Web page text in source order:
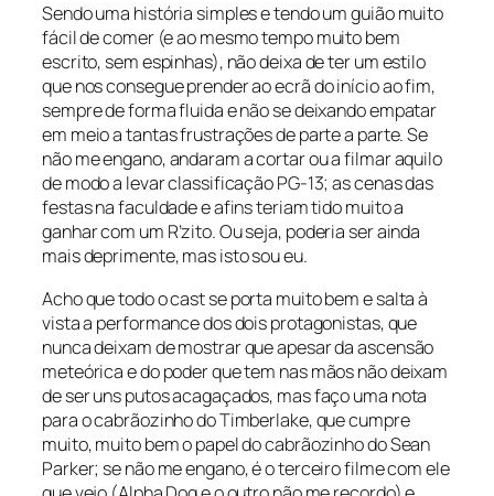
Sendo uma história simples e tendo um guião muito
fácil de comer (e ao mesmo tempo muito bem
escrito, sem espinhas), não deixa de ter um estilo
que nos consegue prender ao ecrã do início ao fim,
sempre de forma fluida e não se deixando empatar
em meio a tantas frustrações de parte a parte. Se
não me engano, andaram a cortar ou a filmar aquilo
de modo a levar classificação PG-13; as cenas das
festas na faculdade e afins teriam tido muito a
ganhar com um R’zito. Ou seja, poderia ser ainda
mais deprimente, mas isto sou eu.
Acho que todo ocastse porta muito bem e salta à
vista a performance dos dois protagonistas, que
nunca deixam de mostrar que apesar da ascensão
meteórica e do poder que tem nas mãos não deixam
de ser uns putos acagaçados, mas faço uma nota
para o cabrãozinho do Timberlake, que cumpre
muito, muito bem o papel do cabrãozinho do Sean
Parker; se não me engano, é o terceiro filme com ele